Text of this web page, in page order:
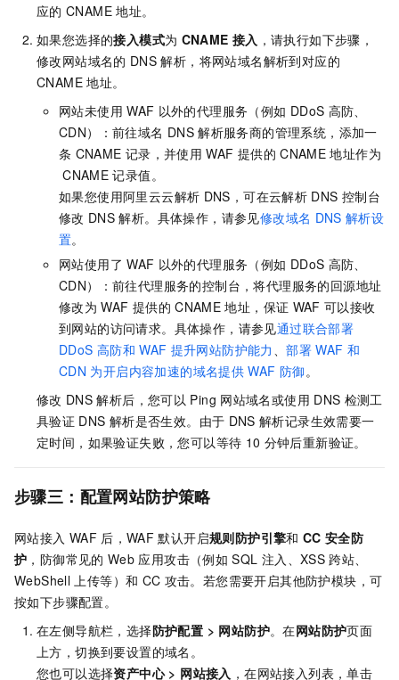
应的 CNAME 地址。
如果您选择的接入模式为 CNAME 接入 ，请执行如下步骤，
修改网站域名的 DNS 解析，将网站域名解析到对应的
CNAME 地址。
网站未使用 WAF 以外的代理服务（例如 DDoS 高防、
CDN）：前往域名 DNS 解析服务商的管理系统，添加一
条 CNAME 记录，并使用 WAF 提供的 CNAME 地址作为
CNAME 记录值。
如果您使用阿里云云解析 DNS，可在云解析 DNS 控制台
修改 DNS 解析。具体操作，请参见修改域名 DNS 解析设
置。
网站使用了 WAF 以外的代理服务（例如 DDoS 高防、
CDN）：前往代理服务的控制台，将代理服务的回源地址
修改为 WAF 提供的 CNAME 地址，保证 WAF 可以接收
到网站的访问请求。具体操作，请参见通过联合部署
DDoS 高防和 WAF 提升网站防护能力 、部署 WAF 和
CDN 为开启内容加速的域名提供 WAF 防御 。
修改 DNS 解析后，您可以 Ping 网站域名或使用 DNS 检测工
具验证 DNS 解析是否生效。由于 DNS 解析记录生效需要一
定时间，如果验证失败，您可以等待 10 分钟后重新验证。
步骤三：配置网站防护策略
网站接入 WAF 后，WAF 默认开启规则防护引擎和 CC 安全防
护 ，防御常见的 Web 应用攻击（例如 SQL 注入、XSS 跨站、
WebShell 上传等）和 CC 攻击。若您需要开启其他防护模块，可
按如下步骤配置。
在左侧导航栏，选择防护配置 > 网站防护。在网站防护页面
上方，切换到要设置的域名。
您也可以选择资产中心> 网站接入 ，在网站接入列表，单击